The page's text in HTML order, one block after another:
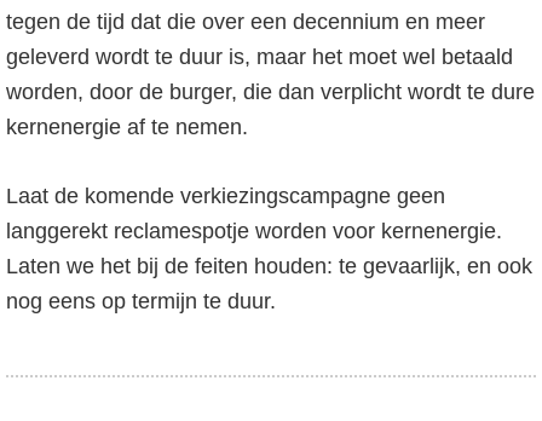
tegen de tijd dat die over een decennium en meer
geleverd wordt te duur is, maar het moet wel betaald
worden, door de burger, die dan verplicht wordt te dure
kernenergie af te nemen.
Laat de komende verkiezingscampagne geen
langgerekt reclamespotje worden voor kernenergie.
Laten we het bij de feiten houden: te gevaarlijk, en ook
nog eens op termijn te duur.